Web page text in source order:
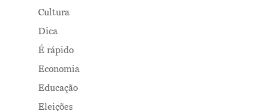
Cultura
Dica
É rápido
Economia
Educação
Eleições